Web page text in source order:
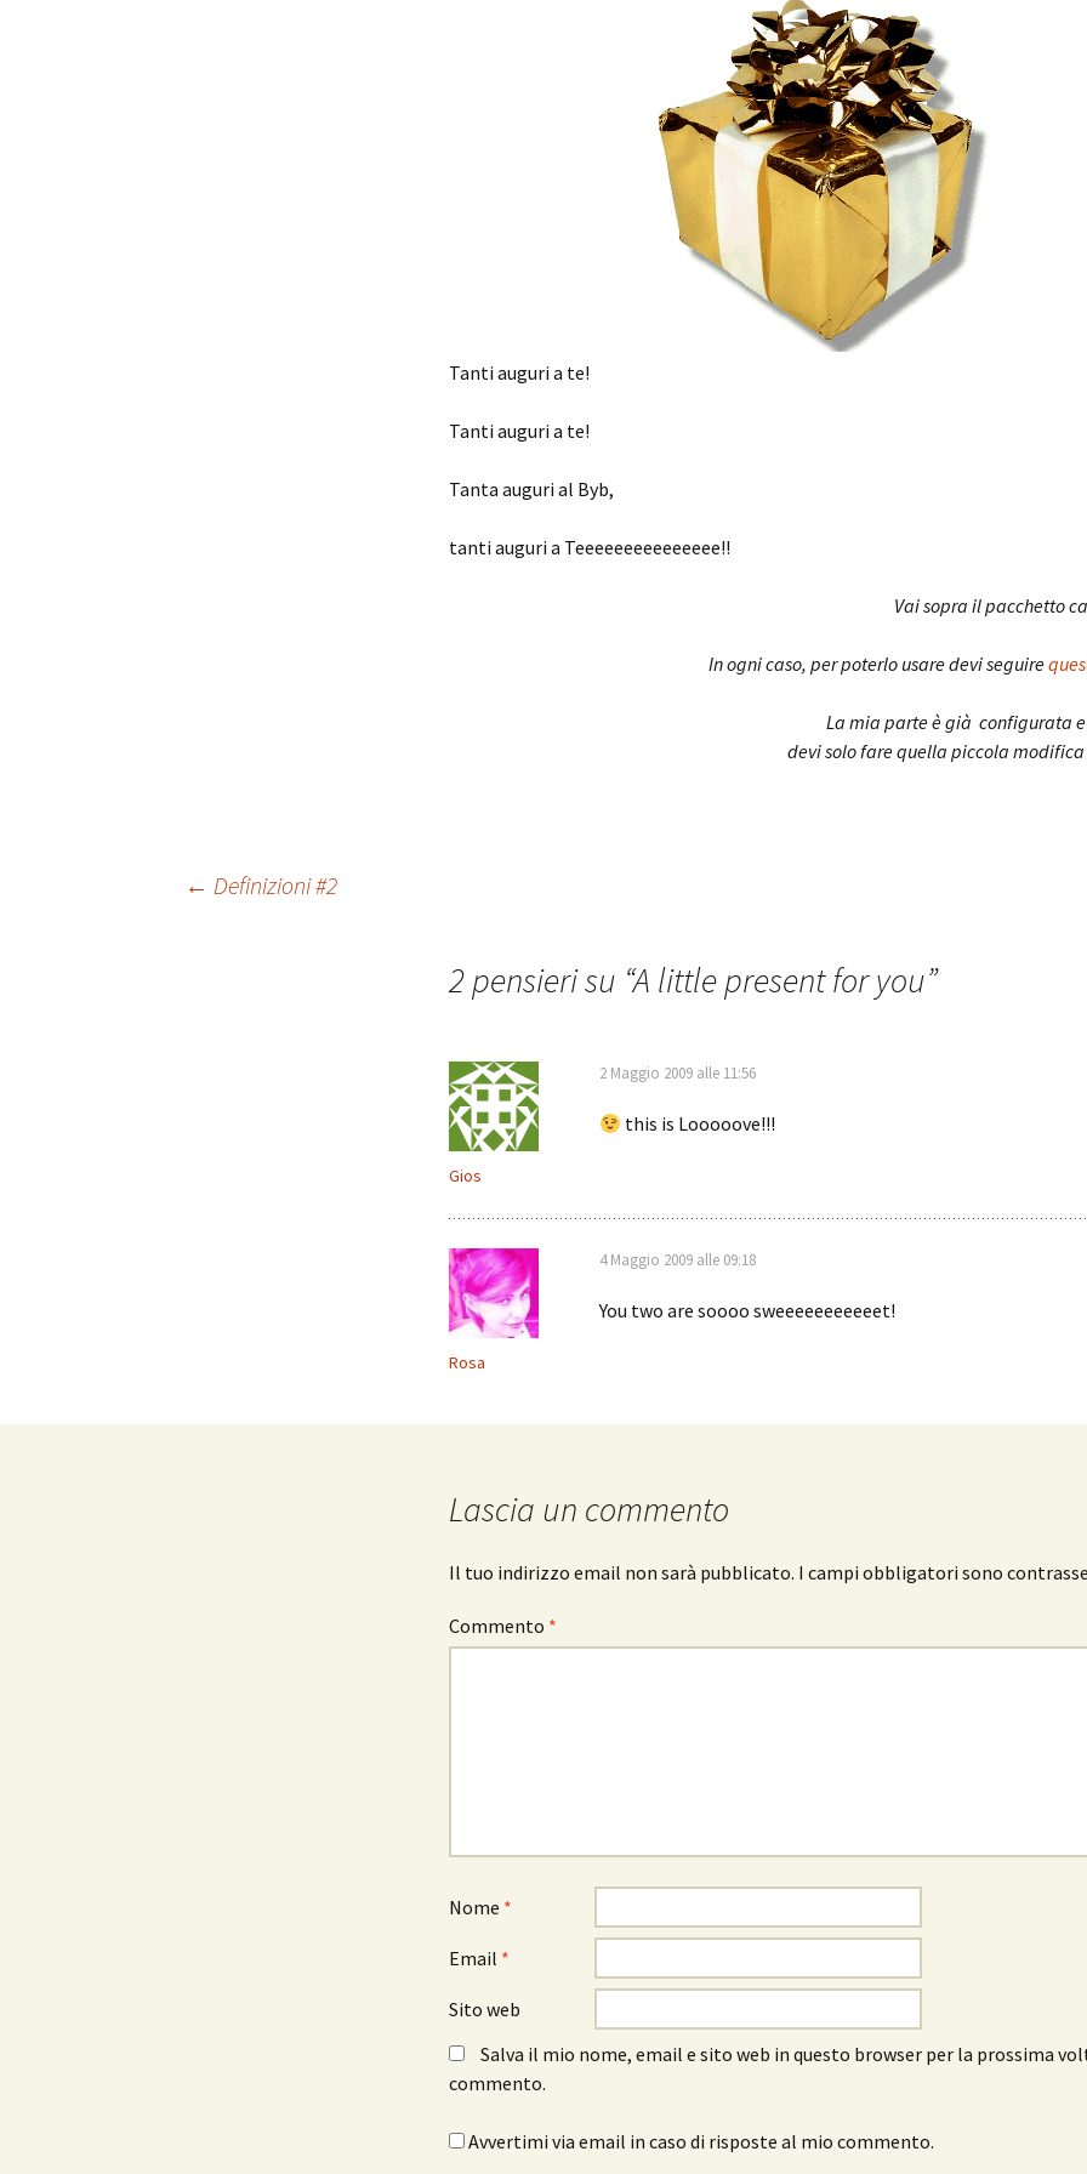
Tanti auguri a te!
Tanti auguri a te!
Tanta auguri al Byb,
tanti auguri a Teeeeeeeeeeeeeee!!
Vai sopra il pacchetto
In ogni caso, per poterlo usare devi seguire
La mia parte è già configurata
devi solo fare quella piccola modifica
Navigazione
← Definizioni #2
2 pensieri su “A little present for you”
Gios
2 Maggio 2009 alle 11:56
this is Looooove!!!
Rosa
4 Maggio 2009 alle 09:18
You two are soooo sweeeeeeeeeeet!
Lascia un commento
Il tuo indirizzo email non sarà pubblicato. I campi obbligatori sono
Commento *
Nome *
Email *
Sito web
Salva il mio nome, email e sito web in questo browser per la prossima
commento.
Avvertimi via email in caso di risposte al mio commento.